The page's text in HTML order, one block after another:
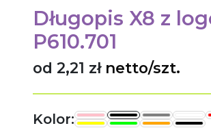
Długopis X8 z
P610.701
od 2,21 zł netto/szt.
Kolor: